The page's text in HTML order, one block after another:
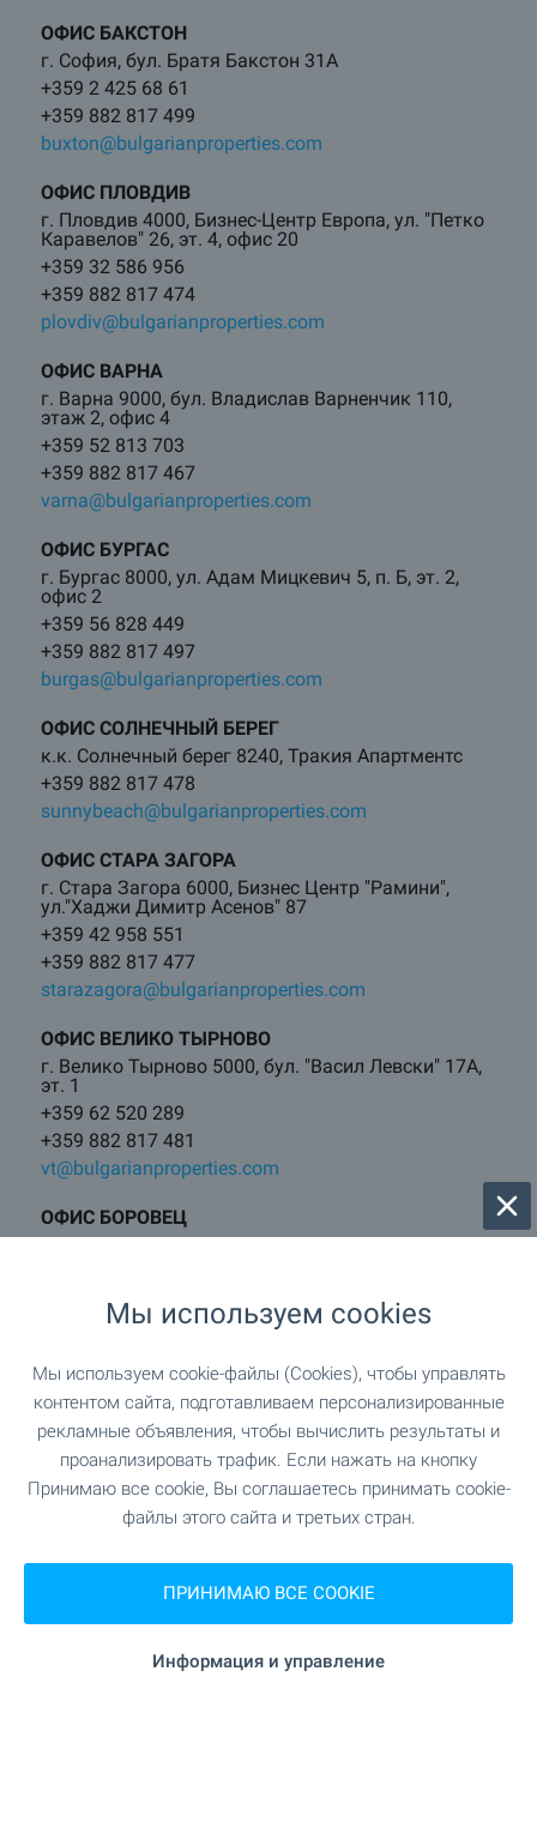
ОФИС БАКСТОН
г. София, бул. Братя Бакстон 31А
+359 2 425 68 61
+359 882 817 499
buxton@bulgarianproperties.com
ОФИС ПЛОВДИВ
г. Пловдив 4000, Бизнес-Центр Европа, ул. "Петко
Каравелов" 26, эт. 4, офис 20
+359 32 586 956
+359 882 817 474
plovdiv@bulgarianproperties.com
ОФИС ВАРНА
г. Варна 9000, бул. Владислав Варненчик 110,
этаж 2, офис 4
+359 52 813 703
+359 882 817 467
varna@bulgarianproperties.com
ОФИС БУРГАС
г. Бургас 8000, ул. Адам Мицкевич 5, п. Б, эт. 2,
офис 2
+359 56 828 449
+359 882 817 497
burgas@bulgarianproperties.com
ОФИС СОЛНЕЧНЫЙ БЕРЕГ
к.к. Солнечный берег 8240, Тракия Апартментс
+359 882 817 478
sunnybeach@bulgarianproperties.com
ОФИС СТАРА ЗАГОРА
г. Стара Загора 6000, Бизнес Центр "Рамини",
ул."Хаджи Димитр Асенов" 87
+359 42 958 551
+359 882 817 477
starazagora@bulgarianproperties.com
ОФИС ВЕЛИКО ТЫРНОВО
г. Велико Тырново 5000, бул. "Васил Левски" 17А,
эт. 1
+359 62 520 289
+359 882 817 481
vt@bulgarianproperties.com
ОФИС БОРОВЕЦ
г. Самоков 2000, бул. Искыр 121
borovets@bulgarianproperties.com
г. Банско 2770, ул. Никола Вапцаров 7
+359 882 817 461
bansko@bulgarianproperties.com
ОФИС ДУПНИЦА
г. Дупница, ул. Княз Борис I, №1, эт. 1
dupnitsa@bulgarianproperties.com
Мы используем cookies
Мы используем cookie-файлы (Cookies), чтобы управлять
контентом сайта, подготавливаем персонализированные
рекламные объявления, чтобы вычислить результаты и
проанализировать трафик. Если нажать на кнопку
Принимаю все cookie, Вы соглашаетесь принимать cookie-
файлы этого сайта и третьих стран.
ПРИНИМАЮ ВСЕ COOKIE
Информация и управление